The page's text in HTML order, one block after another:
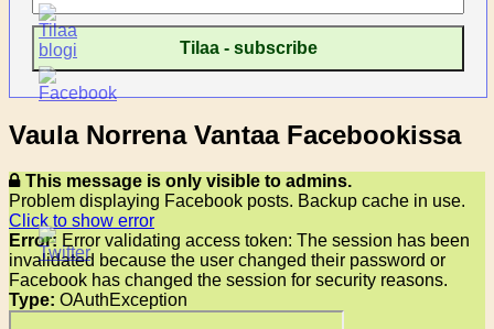
Vaula Norrena Vantaa Facebookissa
This message is only visible to admins.
Problem displaying Facebook posts. Backup cache in use.
Click to show error
Error: Error validating access token: The session has been
invalidated because the user changed their password or
Facebook has changed the session for security reasons.
Type: OAuthException